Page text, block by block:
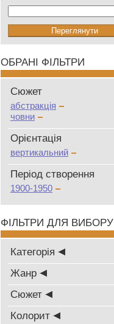
ОБРАНІ ФІЛЬТРИ
Сюжет
абстракція
човни
Oрієнтація
вертикальний
Період створення
1900-1950
ФІЛЬТРИ ДЛЯ ВИБОРУ
Категорія
Жанр
Сюжет
Колорит